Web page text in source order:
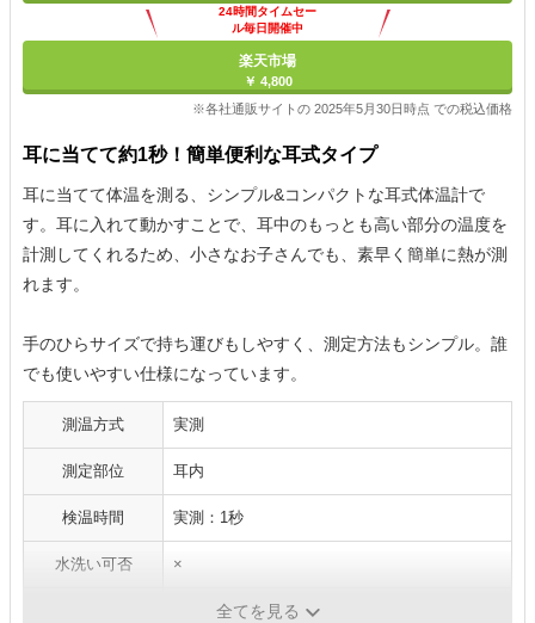
24時間タイムセー
ル毎日開催中
楽天市場
￥ 4,800
※各社通販サイトの 2025年5月30日時点 での税込価格
耳に当てて約1秒！簡単便利な耳式タイプ
耳に当てて体温を測る、シンプル&コンパクトな耳式体温計で
す。耳に入れて動かすことで、耳中のもっとも高い部分の温度を
計測してくれるため、小さなお子さんでも、素早く簡単に熱が測
れます。
手のひらサイズで持ち運びもしやすく、測定方法もシンプル。誰
でも使いやすい仕様になっています。
測温方式 実測
測定部位 耳内
検温時間 実測：1秒
水洗い可否 ×
全てを見る